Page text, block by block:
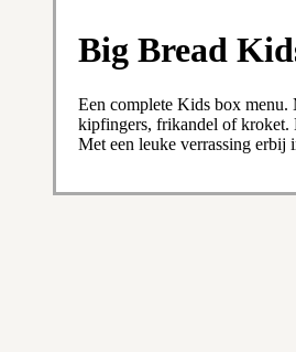
Big Bread
Een complete Kids box menu.
kipfingers, frikandel of kroket.
Met een leuke verrassing erbij